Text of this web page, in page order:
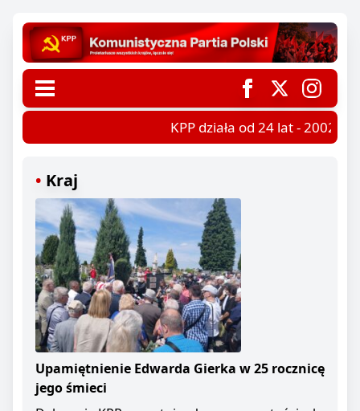
KPP działa od 24 lat - 2002-
Kraj
Upamiętnienie Edwarda Gierka w 25 rocznicę
jego śmieci